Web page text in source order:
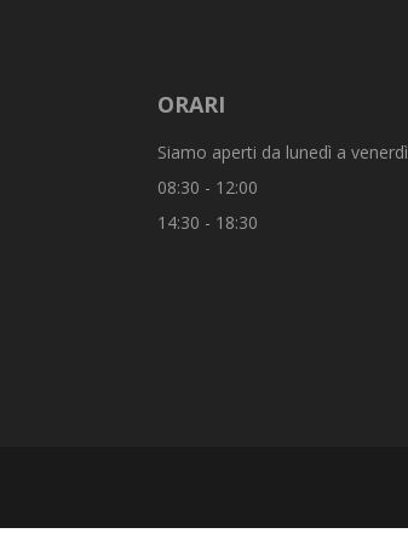
ORARI
Siamo aperti da lunedì a venerdì
08:30 - 12:00
14:30 - 18:30